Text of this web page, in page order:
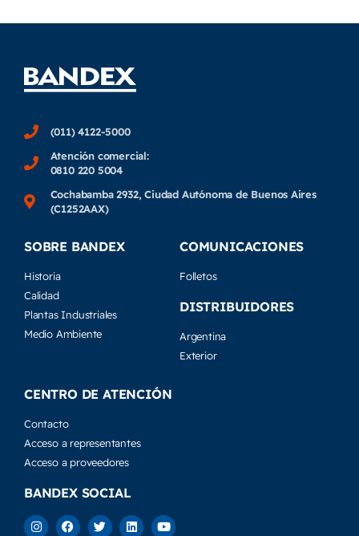
(011) 4122-5000
Atención comercial:
0810 220 5004
Cochabamba 2932, Ciudad Autónoma de Buenos Aires
(C1252AAX)
SOBRE BANDEX
Historia
Calidad
Plantas Industriales
Medio Ambiente
COMUNICACIONES
Folletos
DISTRIBUIDORES
Argentina
Exterior
CENTRO DE ATENCIÓN
Contacto
Acceso a representantes
Acceso a proveedores
BANDEX SOCIAL